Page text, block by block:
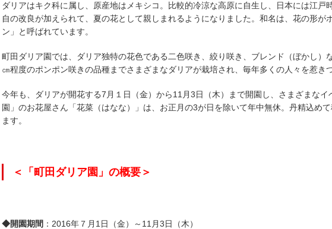
ダリアはキク科に属し、原産地はメキシコ。比較的冷涼な高原に自生し、日本には江戸
自の改良が加えられて、夏の花として親しまれるようになりました。和名は、花の形が
ン」と呼ばれています。
町田ダリア園では、ダリア独特の花色である二色咲き、絞り咲き、ブレンド（ぼかし）
㎝程度のポンポン咲きの品種までさまざまなダリアが栽培され、毎年多くの人々を惹き
今年も、ダリアが開花する7月１日（金）から11月3日（木）まで開園し、さまざまな
園」のお花屋さん「花菜（はなな）」は、お正月の3が日を除いて年中無休。丹精込め
ます。
＜「町田ダリア園」の概要＞
◆開園期間 ：2016年７月1日（金）～11月3日（木）